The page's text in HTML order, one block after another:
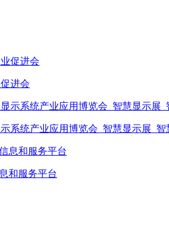
进会
系统产业应用博览会_智慧显示展_
和服务平台